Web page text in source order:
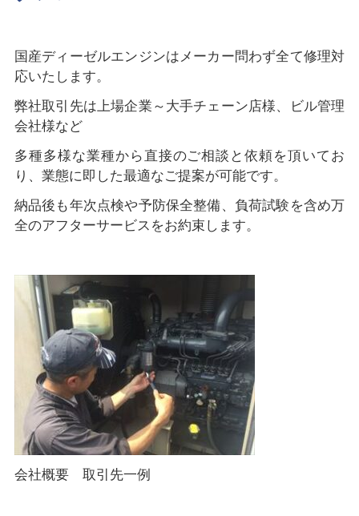
国産ディーゼルエンジンはメーカー問わず全て修理対
応いたします。
弊社取引先は上場企業～大手チェーン店様、ビル管理
会社様など
多種多様な業種から直接のご相談と依頼を頂いてお
り、業態に即した最適なご提案が可能です。
納品後も年次点検や予防保全整備、負荷試験を含め万
全のアフターサービスをお約束します。
会社概要 取引先一例